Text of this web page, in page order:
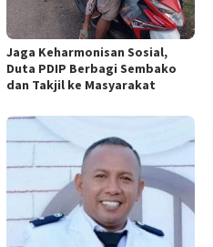
Jaga Keharmonisan Sosial,
Duta PDIP Berbagi Sembako
dan Takjil ke Masyarakat